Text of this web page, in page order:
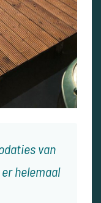
van
helemaal